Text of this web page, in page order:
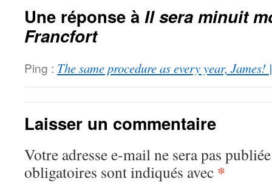
Une réponse à Il sera minuit
Francfort
Ping : The same procedure as every year,
Laisser un commentaire
Votre adresse e-mail ne sera pas
obligatoires sont indiqués avec *